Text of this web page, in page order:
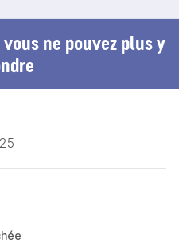
ne pouvez plus y